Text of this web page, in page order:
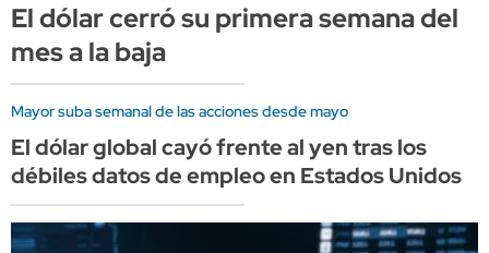
El dólar cerró su primera semana del
mes a la baja
Mayor suba semanal de las acciones desde mayo
El dólar global cayó frente al yen tras los
débiles datos de empleo en Estados Unidos